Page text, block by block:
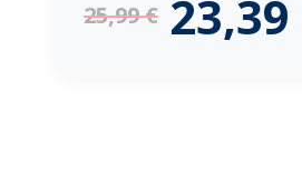
25,99€ 23,39